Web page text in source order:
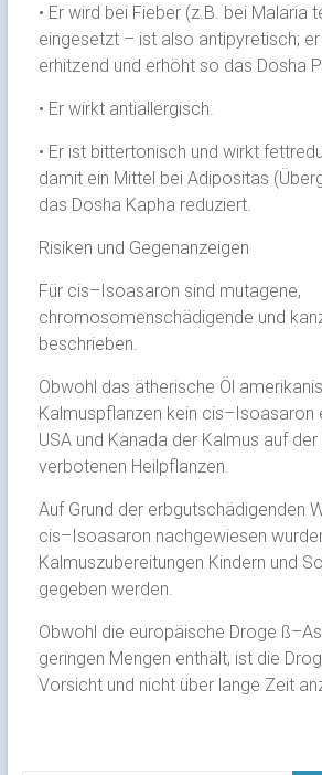
• Er wird bei Fieber (z.B. bei Malaria
eingesetzt – ist also antipyretisch;
erhitzend und erhöht so das Dosha
• Er wirkt antiallergisch.
• Er ist bittertonisch und wirkt
damit ein Mittel bei Adipositas
das Dosha Kapha reduziert.
Risiken und Gegenanzeigen
Für cis–Isoasaron sind mutagene,
chromosomenschädigende und
beschrieben.
Obwohl das ätherische Öl
Kalmuspflanzen kein cis–Isoasaron
USA und Kanada der Kalmus auf
verbotenen Heilpflanzen.
Auf Grund der erbgutschädigenden
cis–Isoasaron nachgewiesen
Kalmuszubereitungen Kindern und
gegeben werden.
Obwohl die europäische Droge
geringen Mengen enthält, ist die
Vorsicht und nicht über lange Zeit